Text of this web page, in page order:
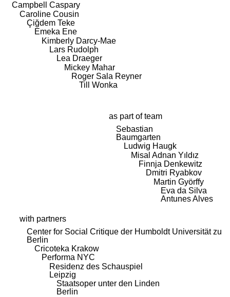
Campbell Caspary
Caroline Cousin
Çiğdem Teke
Emeka Ene
Kimberly Darcy-Mae
Lars Rudolph
Lea Draeger
Mickey Mahar
Roger Sala Reyner
Till Wonka
as part of team
Sebastian
Baumgarten
Ludwig Haugk
Misal Adnan Yıldız
Finnja Denkewitz
Dmitri Ryabkov
Martin Györffy
Eva da Silva
Antunes Alves
with partners
Center for Social Critique der Humboldt Universität zu
Berlin
Cricoteka Krakow
Performa NYC
Residenz des Schauspiel
Leipzig
Staatsoper unter den Linden
Berlin